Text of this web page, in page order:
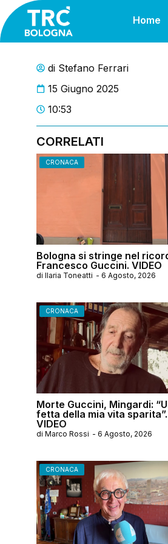
Home
di Stefano Ferrari
15 Giugno 2025
10:53
CORRELATI
CRONACA
Bologna si stringe nel
Francesco Guccini. VIDEO
di Ilaria Toneatti - 6 Agosto, 2026
CRONACA
Morte Guccini, Mingardi:
fetta della mia vita sparita”.
VIDEO
di Marco Rossi - 6 Agosto, 2026
CRONACA